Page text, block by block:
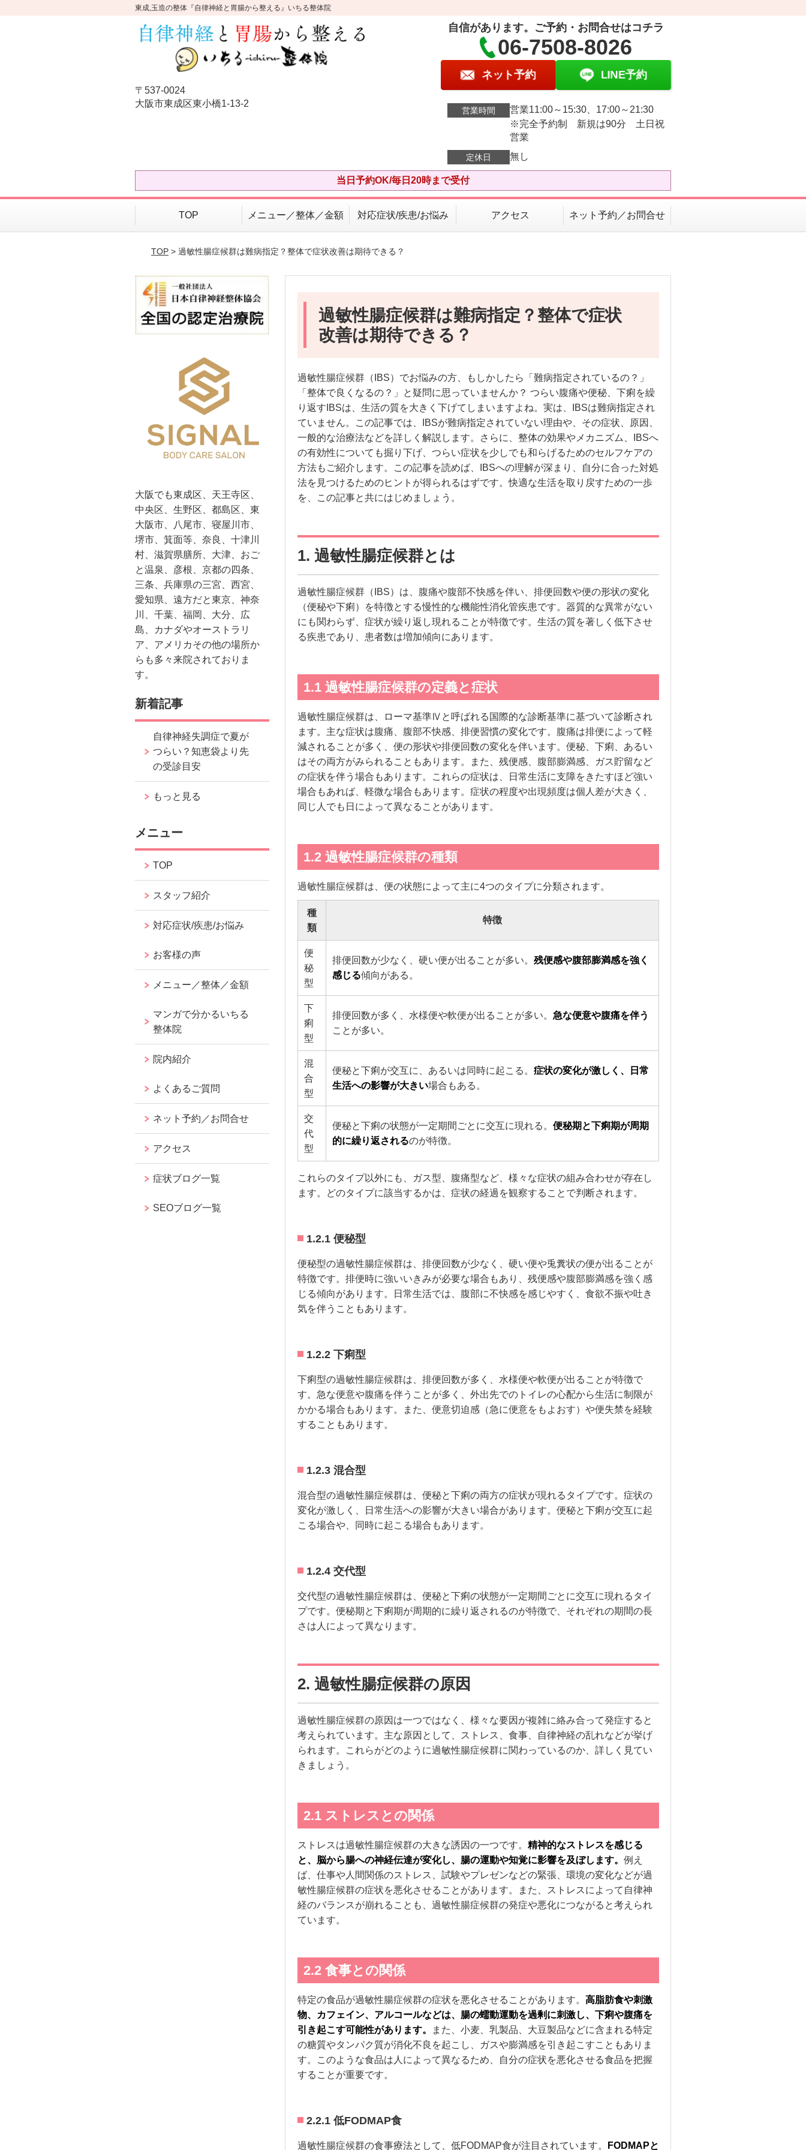
東成,玉造の整体『自律神経と胃腸から整える』いちる整体院
〒537-0024
大阪市東成区東小橋1-13-2
自信があります。ご予約・お問合せはコチラ
06-7508-8026
ネット予約 LINE予約
営業時間
営業11:00～15:30、17:00～21:30
※完全予約制 新規は90分 土日祝
営業
定休日 無し
当日予約OK/毎日20時まで受付
TOP メニュー／整体／金額 対応症状/疾患/お悩み アクセス ネット予約／お問合せ
TOP> 過敏性腸症候群は難病指定？整体で症状改善は期待できる？
過敏性腸症候群は難病指定？整体で症状
改善は期待できる？
過敏性腸症候群（IBS）でお悩みの方、もしかしたら「難病指定されているの？」
「整体で良くなるの？」と疑問に思っていませんか？ つらい腹痛や便秘、下痢を繰
り返すIBSは、生活の質を大きく下げてしまいますよね。実は、IBSは難病指定され
ていません。この記事では、IBSが難病指定されていない理由や、その症状、原因、
一般的な治療法などを詳しく解説します。さらに、整体の効果やメカニズム、IBSへ
の有効性についても掘り下げ、つらい症状を少しでも和らげるためのセルフケアの
方法もご紹介します。この記事を読めば、IBSへの理解が深まり、自分に合った対処
法を見つけるためのヒントが得られるはずです。快適な生活を取り戻すための一歩
を、この記事と共にはじめましょう。
1. 過敏性腸症候群とは
過敏性腸症候群（IBS）は、腹痛や腹部不快感を伴い、排便回数や便の形状の変化
（便秘や下痢）を特徴とする慢性的な機能性消化管疾患です。器質的な異常がない
にも関わらず、症状が繰り返し現れることが特徴です。生活の質を著しく低下させ
る疾患であり、患者数は増加傾向にあります。
1.1 過敏性腸症候群の定義と症状
過敏性腸症候群は、ローマ基準Ⅳと呼ばれる国際的な診断基準に基づいて診断され
ます。主な症状は腹痛、腹部不快感、排便習慣の変化です。腹痛は排便によって軽
減されることが多く、便の形状や排便回数の変化を伴います。便秘、下痢、あるい
はその両方がみられることもあります。また、残便感、腹部膨満感、ガス貯留など
の症状を伴う場合もあります。これらの症状は、日常生活に支障をきたすほど強い
場合もあれば、軽微な場合もあります。症状の程度や出現頻度は個人差が大きく、
同じ人でも日によって異なることがあります。
1.2 過敏性腸症候群の種類
過敏性腸症候群は、便の状態によって主に4つのタイプに分類されます。
種
類
特徴
便
秘
型
排便回数が少なく、硬い便が出ることが多い。 残便感や腹部膨満感を強く
感じる傾向がある。
下
痢
型
排便回数が多く、水様便や軟便が出ることが多い。 急な便意や腹痛を伴う
ことが多い。
混
合
型
便秘と下痢が交互に、あるいは同時に起こる。 症状の変化が激しく、日常
生活への影響が大きい場合もある。
交
代
型
便秘と下痢の状態が一定期間ごとに交互に現れる。 便秘期と下痢期が周期
的に繰り返されるのが特徴。
これらのタイプ以外にも、ガス型、腹痛型など、様々な症状の組み合わせが存在し
ます。どのタイプに該当するかは、症状の経過を観察することで判断されます。
1.2.1 便秘型
便秘型の過敏性腸症候群は、排便回数が少なく、硬い便や兎糞状の便が出ることが
特徴です。排便時に強いいきみが必要な場合もあり、残便感や腹部膨満感を強く感
じる傾向があります。日常生活では、腹部に不快感を感じやすく、食欲不振や吐き
気を伴うこともあります。
1.2.2 下痢型
下痢型の過敏性腸症候群は、排便回数が多く、水様便や軟便が出ることが特徴で
す。急な便意や腹痛を伴うことが多く、外出先でのトイレの心配から生活に制限が
かかる場合もあります。また、便意切迫感（急に便意をもよおす）や便失禁を経験
することもあります。
1.2.3 混合型
混合型の過敏性腸症候群は、便秘と下痢の両方の症状が現れるタイプです。症状の
変化が激しく、日常生活への影響が大きい場合があります。便秘と下痢が交互に起
こる場合や、同時に起こる場合もあります。
1.2.4 交代型
交代型の過敏性腸症候群は、便秘と下痢の状態が一定期間ごとに交互に現れるタイ
プです。便秘期と下痢期が周期的に繰り返されるのが特徴で、それぞれの期間の長
さは人によって異なります。
2. 過敏性腸症候群の原因
過敏性腸症候群の原因は一つではなく、様々な要因が複雑に絡み合って発症すると
考えられています。主な原因として、ストレス、食事、自律神経の乱れなどが挙げ
られます。これらがどのように過敏性腸症候群に関わっているのか、詳しく見てい
きましょう。
2.1 ストレスとの関係
ストレスは過敏性腸症候群の大きな誘因の一つです。 精神的なストレスを感じる
と、脳から腸への神経伝達が変化し、腸の運動や知覚に影響を及ぼします。 例え
ば、仕事や人間関係のストレス、試験やプレゼンなどの緊張、環境の変化などが過
敏性腸症候群の症状を悪化させることがあります。また、ストレスによって自律神
経のバランスが崩れることも、過敏性腸症候群の発症や悪化につながると考えられ
ています。
2.2 食事との関係
特定の食品が過敏性腸症候群の症状を悪化させることがあります。 高脂肪食や刺激
物、カフェイン、アルコールなどは、腸の蠕動運動を過剰に刺激し、下痢や腹痛を
引き起こす可能性があります。
また、小麦、乳製品、大豆製品などに含まれる特定
の糖質やタンパク質が消化不良を起こし、ガスや膨満感を引き起こすこともありま
す。このような食品は人によって異なるため、自分の症状を悪化させる食品を把握
することが重要です。
2.2.1 低FODMAP食
過敏性腸症候群の食事療法として、低FODMAP食が注目されています。 FODMAPと
大阪でも東成区、天王寺区、
中央区、生野区、都島区、東
大阪市、八尾市、寝屋川市、
堺市、箕面等、奈良、十津川
村、滋賀県膳所、大津、おご
と温泉、彦根、京都の四条、
三条、兵庫県の三宮、西宮、
愛知県、遠方だと東京、神奈
川、千葉、福岡、大分、広
島、カナダやオーストラリ
ア、アメリカその他の場所か
らも多々来院されておりま
す。
新着記事
自律神経失調症で夏が
つらい？知恵袋より先
の受診目安
もっと見る
メニュー
TOP
スタッフ紹介
対応症状/疾患/お悩み
お客様の声
メニュー／整体／金額
マンガで分かるいちる
整体院
院内紹介
よくあるご質問
ネット予約／お問合せ
アクセス
症状ブログ一覧
SEOブログ一覧